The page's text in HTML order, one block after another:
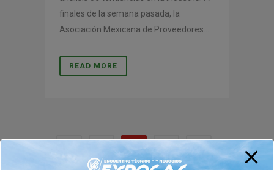
finales de la semana pasada, la
Asociación Mexicana de Proveedores...
READ MORE
2 3